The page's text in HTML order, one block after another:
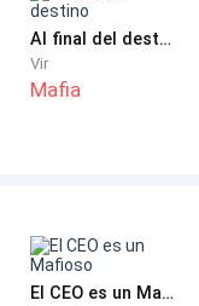
torcida que
Hoy lo hicimos
más valioso.
como si su
¡Pero a ella no!
Al final del destino
Vir
Mafia
El CEO es un Mafioso